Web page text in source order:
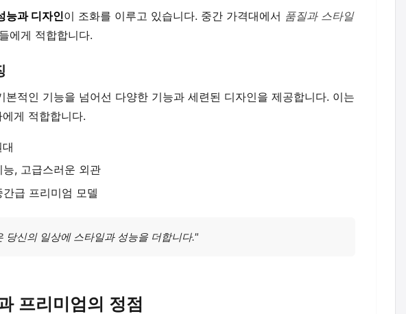
능과 디자인이 조화를 이루고 있습니다. 중간 가격대에서 품질과 스타일
에게 적합합니다.
본적인 기능을 넘어선 다양한 기능과 세련된 디자인을 제공합니다. 이는
게 적합합니다.
, 고급스러운 외관
급 프리미엄 모델
당신의 일상에 스타일과 성능을 더합니다."
프리미엄의 정점